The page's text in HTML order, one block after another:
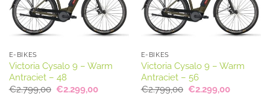
E-BIKES
Victoria Cysalo 9 – Warm
Antraciet – 48
€2.799,00 Oorspronkelijke
€2.299,00Huidige
E-BIKES
Victoria Cysalo 9 – Warm
Antraciet – 56
€2.799,00 Oorspronkelijke
€2.299,00Huidige